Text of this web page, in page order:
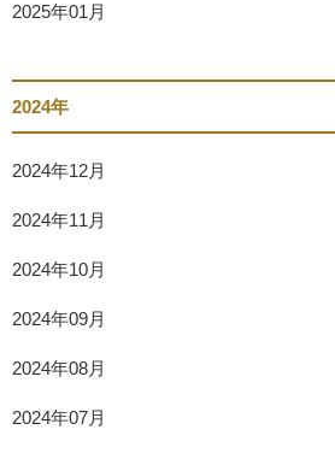
2025年01月
2024年
2024年12月
2024年11月
2024年10月
2024年09月
2024年08月
2024年07月